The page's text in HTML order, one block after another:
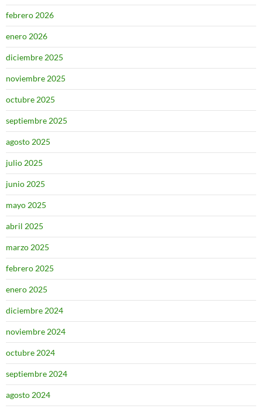
febrero 2026
enero 2026
diciembre 2025
noviembre 2025
octubre 2025
septiembre 2025
agosto 2025
julio 2025
junio 2025
mayo 2025
abril 2025
marzo 2025
febrero 2025
enero 2025
diciembre 2024
noviembre 2024
octubre 2024
septiembre 2024
agosto 2024